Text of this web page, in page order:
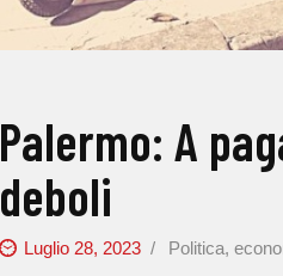
Palermo: A
deboli
Luglio 28, 2023 Politica,